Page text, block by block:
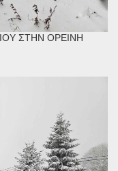
ΣΤΗΝ ΟΡΕΙΝΉ